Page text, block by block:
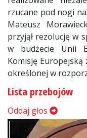
rzucane pod nogi
Mateusz
przyjął rezolucję w
w budżecie Unii
Komisję
określonej w
Lista przebojów
Oddaj głos